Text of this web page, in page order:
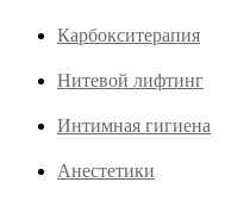
Карбокситерапия
Нитевой лифтинг
Интимная гигиена
Анестетики